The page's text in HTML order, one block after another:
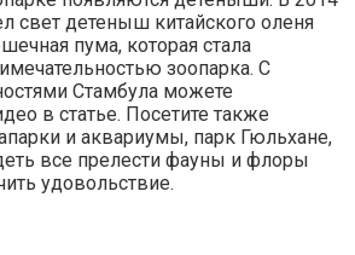
свет детеныш китайского оленя
пума, которая стала
зоопарка. С
Стамбула можете
в статье. Посетите также
и аквариумы, парк Гюльхане,
все прелести фауны и флоры
удовольствие.